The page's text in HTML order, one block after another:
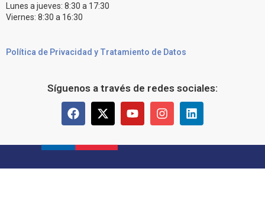
Lunes a jueves: 8:30 a 17:30
Viernes: 8:30 a 16:30
Política de Privacidad y Tratamiento de Datos
Síguenos a través de redes sociales: